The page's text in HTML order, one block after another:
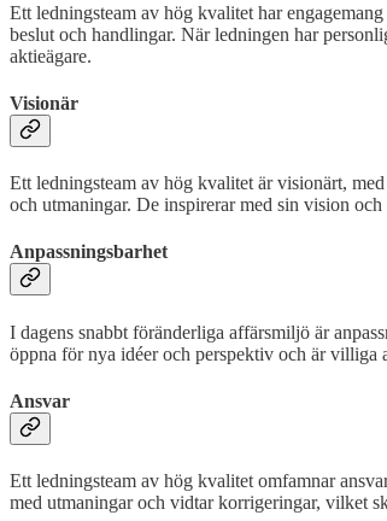
Ett ledningsteam av hög kvalitet har
beslut och handlingar. När ledningen har
aktieägare.
Visionär
Ett ledningsteam av hög kvalitet är visionärt,
och utmaningar. De inspirerar med sin vision
Anpassningsbarhet
I dagens snabbt föränderliga affärsmiljö är
öppna för nya idéer och perspektiv och är villiga
Ansvar
Ett ledningsteam av hög kvalitet omfamnar
med utmaningar och vidtar korrigeringar, vilket